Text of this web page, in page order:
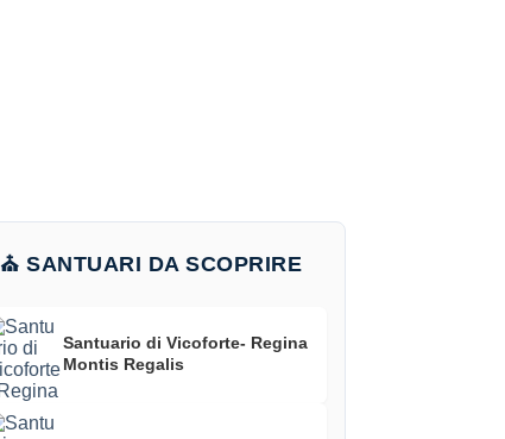
⛪ SANTUARI DA SCOPRIRE
Santuario di Vicoforte- Regina
Montis Regalis